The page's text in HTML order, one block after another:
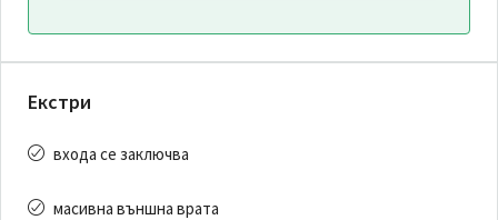
Екстри
входа се заключва
масивна външна врата